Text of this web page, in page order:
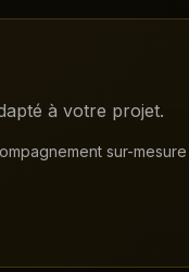
à votre projet.
sur-